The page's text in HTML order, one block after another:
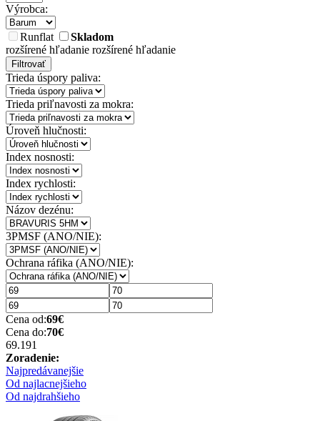
Výrobca:
Runflat
Skladom
rozšírené hľadanie rozšírené hľadanie
Filtrovať
Trieda úspory paliva:
Trieda priľnavosti za mokra:
Úroveň hlučnosti:
Index nosnosti:
Index rychlosti:
Názov dezénu:
3PMSF (ANO/NIE):
Ochrana ráfika (ANO/NIE):
Cena od:69€
Cena do:70€
69.191
Zoradenie:
Najpredávanejšie
Od najlacnejšieho
Od najdrahšieho